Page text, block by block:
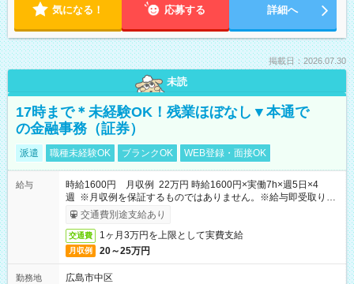
気になる！ 応募する 詳細へ
掲載日：2026.07.30
未読
17時まで＊未経験OK！残業ほぼなし▼本通で
の金融事務（証券）
派遣 職種未経験OK ブランクOK WEB登録・面接OK
給与
時給1600円 月収例 22万円 時給1600円×実働7h×週5日×4
週 ※月収例を保証するものではありません。※給与即受取りサ
ービス利用可（利用条件有）
交通費別途支給あり
交通費 1ヶ月3万円を上限として実費支給
月収例 20～25万円
勤務地
広島市中区